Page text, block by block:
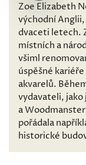
Zoe Elizabeth
východní Anglii,
dvaceti letech.
místních a
všiml
úspěšné
akvarelů.
vydavateli, jako
a
pořádala
historické